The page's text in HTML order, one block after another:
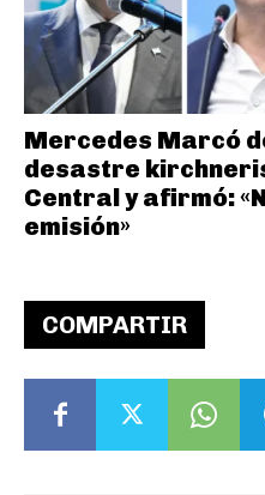
COMPARTIR
Mercedes Marcó
desastre
Central y afirmó:
emisión»